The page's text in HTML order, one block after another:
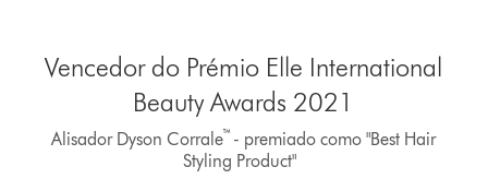
Vencedor do Prémio Elle International
Beauty Awards 2021
Alisador Dyson Corrale™ - premiado como "Best Hair
Styling Product"